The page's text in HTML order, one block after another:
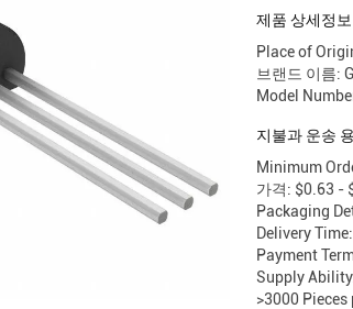
제품 상세정보
Place of
브랜드 이름:
Model
지불과 운송
Minimum
가격: $0.63 -
Packaging
Delivery
Payment
Supply
>3000 Pieces